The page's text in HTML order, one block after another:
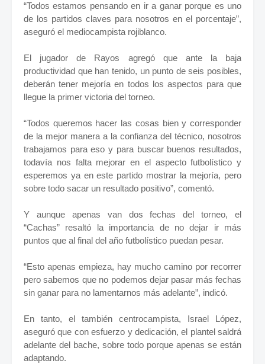
“Todos estamos pensando en ir a ganar porque es uno
de los partidos claves para nosotros en el porcentaje”,
aseguró el mediocampista rojiblanco.
El jugador de Rayos agregó que ante la baja
productividad que han tenido, un punto de seis posibles,
deberán tener mejoría en todos los aspectos para que
llegue la primer victoria del torneo.
“Todos queremos hacer las cosas bien y corresponder
de la mejor manera a la confianza del técnico, nosotros
trabajamos para eso y para buscar buenos resultados,
todavía nos falta mejorar en el aspecto futbolístico y
esperemos ya en este partido mostrar la mejoría, pero
sobre todo sacar un resultado positivo”, comentó.
Y aunque apenas van dos fechas del torneo, el
“Cachas” resaltó la importancia de no dejar ir más
puntos que al final del año futbolístico puedan pesar.
“Esto apenas empieza, hay mucho camino por recorrer
pero sabemos que no podemos dejar pasar más fechas
sin ganar para no lamentarnos más adelante”, indicó.
En tanto, el también centrocampista, Israel López,
aseguró que con esfuerzo y dedicación, el plantel saldrá
adelante del bache, sobre todo porque apenas se están
adaptando.